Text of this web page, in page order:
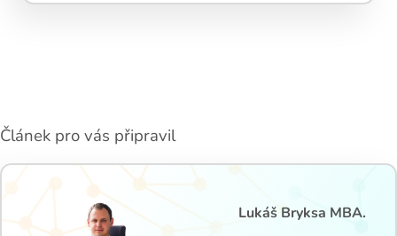
Článek pro vás připravil
Lukáš Bryksa MBA.